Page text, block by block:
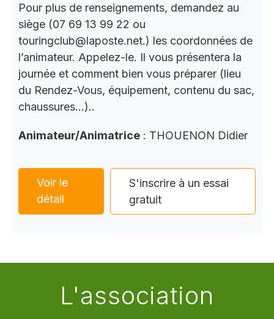
Pour plus de renseignements, demandez au
siège (07 69 13 99 22 ou
touringclub@laposte.net.) les coordonnées de
l’animateur. Appelez-le. Il vous présentera la
journée et comment bien vous préparer (lieu
du Rendez-Vous, équipement, contenu du sac,
chaussures…)..
Animateur/Animatrice : THOUENON Didier
Voir le
détail
S'inscrire à un essai
gratuit
L'association